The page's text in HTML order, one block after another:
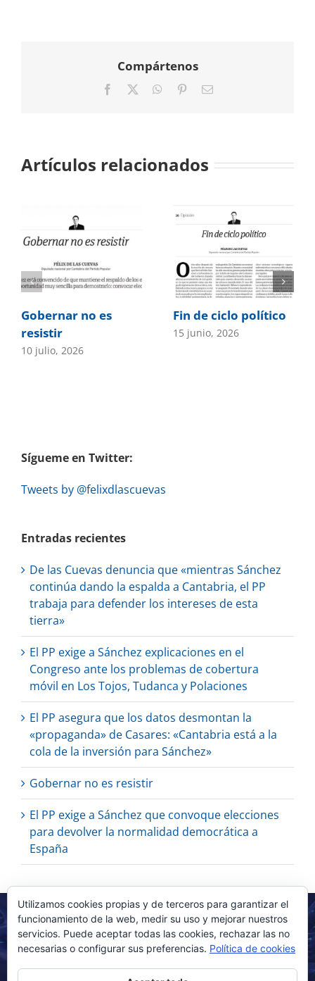
Compártenos
Facebook WhatsApp
PinterestCorreo
Artículos relacionados
Gobernar no es
resistir
10 julio, 2026
Fin de ciclo político
15 junio, 2026
Sígueme en Twitter:
Tweets by @felixdlascuevas
Entradas recientes
De las Cuevas denuncia que «mientras Sánchez
continúa dando la espalda a Cantabria, el PP
trabaja para defender los intereses de esta
tierra»
El PP exige a Sánchez explicaciones en el
Congreso ante los problemas de cobertura
móvil en Los Tojos, Tudanca y Polaciones
El PP asegura que los datos desmontan la
«propaganda» de Casares: «Cantabria está a la
cola de la inversión para Sánchez»
Gobernar no es resistir
El PP exige a Sánchez que convoque elecciones
para devolver la normalidad democrática a
España
Utilizamos cookies propias y de terceros para garantizar el
funcionamiento de la web, medir su uso y mejorar nuestros
servicios. Puede aceptar todas las cookies, rechazar las no
necesarias o configurar sus preferencias. Política de cookies